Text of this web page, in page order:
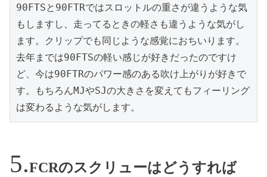
90FTSと90FTRではスロットルの重さが違うような気
もしますし、走ってるときの軽さも違うような気がし
ます。クリップでも同じような感覚におちいります。
去年までは90FTSの軽い感じが好きだったのですけ
ど、今は90FTRのパワー感のある吹け上がりが好きで
す。もちろんMJやSJの大きさを変えてもフィーリング
は変わるような気がします。
FCRのスクリューはどうすれば